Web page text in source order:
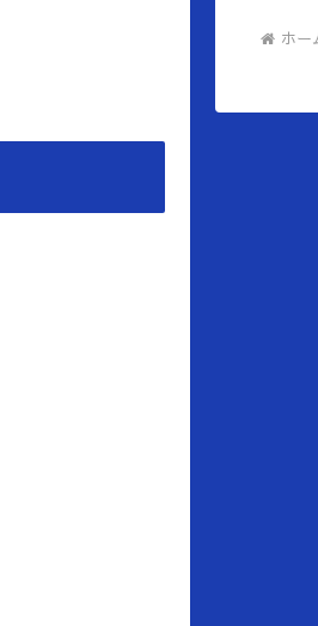
ホー